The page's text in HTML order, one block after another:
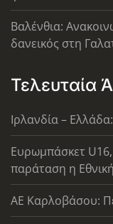
Βαλένθια:
δανεικός στη
Τελευταία
Ιρλανδία –
Ευρωμπάσκετ
παράταση η
ΑΕ Καρλοβάσου: